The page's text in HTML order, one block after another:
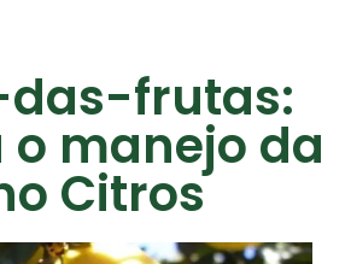
frutas:
manejo da
Citros